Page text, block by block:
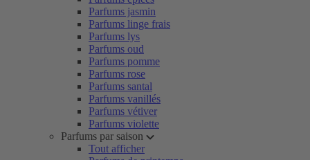
Parfums jasmin
Parfums linge frais
Parfums lys
Parfums oud
Parfums pomme
Parfums rose
Parfums santal
Parfums vanillés
Parfums vétiver
Parfums violette
Parfums par saison
Tout afficher